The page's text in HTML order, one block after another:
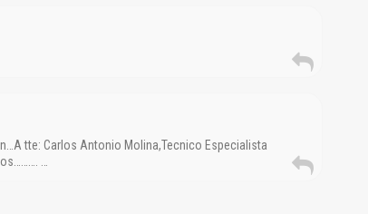
tte: Carlos Antonio Molina,Tecnico Especialista
…